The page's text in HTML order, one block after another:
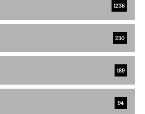
1236
230
189
94